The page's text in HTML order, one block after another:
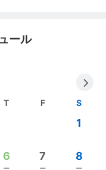
ール
T F S
1
6 7 8